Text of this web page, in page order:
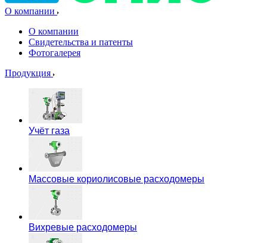
О компании
О компании
Свидетельства и патенты
Фотогалерея
Продукция
Учёт газа
Массовые кориолисовые расходомеры
Вихревые расходомеры